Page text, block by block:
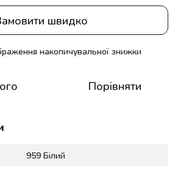
швидко
накопичувальної знижки
Порівняти
959 Білий